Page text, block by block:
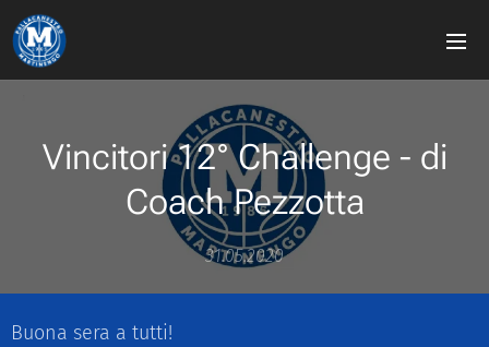
Vincitori 12° Challenge - di
Coach Pezzotta
31.05.2020
Buona sera a tutti! 🎙️🥳